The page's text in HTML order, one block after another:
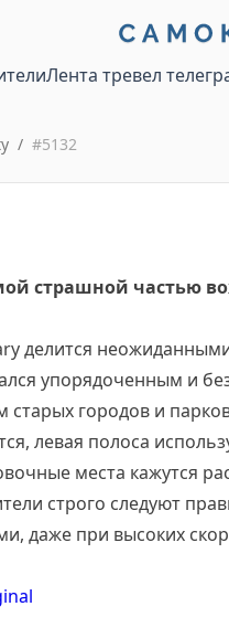
Лента тревел
/ #5132
страшной частью
делится
упорядоченным и
старых городов и
левая полоса
места кажутся
строго следуют
даже при высоких